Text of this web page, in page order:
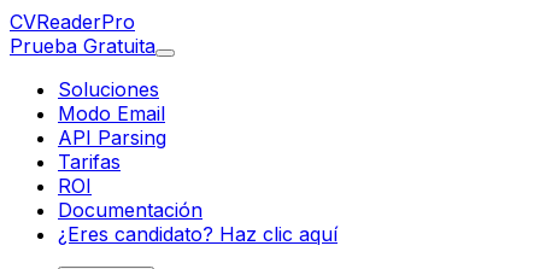
CVReaderPro
Prueba Gratuita
Soluciones
Modo Email
API Parsing
Tarifas
ROI
Documentación
¿Eres candidato? Haz clic aquí